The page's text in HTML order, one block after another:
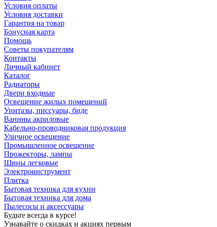
Условия оплаты
Условия доставки
Гарантия на товар
Бонусная карта
Помощь
Советы покупателям
Контакты
Личный кабинет
Каталог
Радиаторы
Двери входные
Освещение жилых помещений
Унитазы, писсуары, биде
Ваннны акриловые
Кабельно-проводниковая продукция
Уличное освещение
Промышленное освещение
Прожекторы, лампы
Шины легковые
Электроинструмент
Плитка
Бытовая техника для кухни
Бытовая техника для дома
Пылесосы и аксессуары
Будьте всегда в курсе!
Узнавайте о скидках и акциях первым